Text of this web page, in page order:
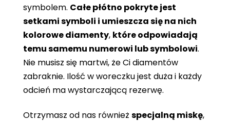
symbolem. Całe płótno pokryte jest
setkami symboli i umieszcza się na nich
kolorowe diamenty, które odpowiadają
temu samemu numerowi lub symbolowi.
Nie musisz się martwi, że Ci diamentów
zabraknie. Ilość w woreczku jest duża i każdy
odcień ma wystarczającą rezerwę.
Otrzymasz od nas również specjalną miskę,